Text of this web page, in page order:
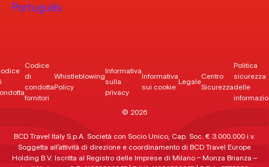
Português
© 2026
Codice
di
condotta
fornitori
Whistleblowing
Policy
Informativa
sulla
privacy
Informativa
sui cookie
Legale
Centro
Sicurezza
Politica
sicurezza
delle
BCD Travel Italy S.p.A. Società con Socio Unico, Cap. Soc. € 3.000.000 i.v.
Soggetta all’attività di direzione e coordinamento di BCD Travel Europe
Holding B.V. Iscritta al Registro delle Imprese di Milano – Monza Brianza –